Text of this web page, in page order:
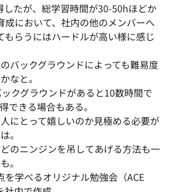
したが、総学習時間が30-50hほどか
成において、社内の他のメンバーへ
もらうにはハードルが高い様に感じ
バックグラウンドによっても難易度
なと。
クグラウンドがあると10数時間で
できる場合もある。
にとって嬉しいのか見極める必要が
。
のニンジンを吊してあげる方法も一
。
を学べるオリジナル勉強会（ACE